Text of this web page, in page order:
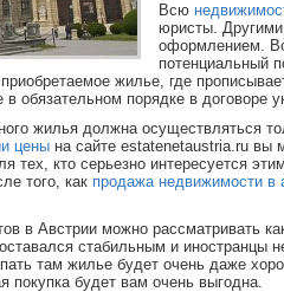
Всю
юристы.
оформлением.
потенциальный
жилье, где
обязательном порядке в договоре
жилья должна осуществляться
цены на сайте estatenetaustria.ru вы
тех, кто серьезно интересуется
того, как продажа недвижимости в
в Австрии можно рассматривать
стабильным и иностранцы
там жилье будет очень даже
покупка будет вам очень выгодна.